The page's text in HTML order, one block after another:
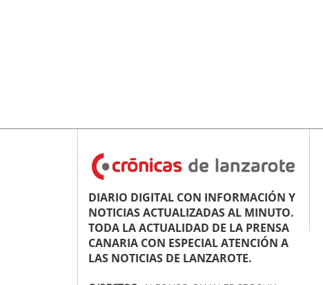
DIARIO DIGITAL CON INFORMACIÓN Y
NOTICIAS ACTUALIZADAS AL MINUTO.
TODA LA ACTUALIDAD DE LA PRENSA
CANARIA CON ESPECIAL ATENCIÓN A
LAS NOTICIAS DE LANZAROTE.